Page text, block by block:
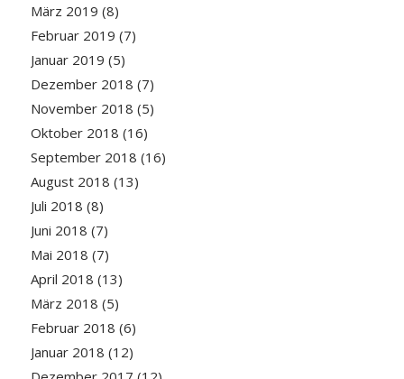
März 2019 (8)
Februar 2019 (7)
Januar 2019 (5)
Dezember 2018 (7)
November 2018 (5)
Oktober 2018 (16)
September 2018 (16)
August 2018 (13)
Juli 2018 (8)
Juni 2018 (7)
Mai 2018 (7)
April 2018 (13)
März 2018 (5)
Februar 2018 (6)
Januar 2018 (12)